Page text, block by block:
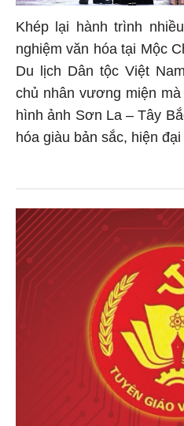
Khép lại hành trình
nghiệm văn hóa tại Mộc
Du lịch Dân tộc Việt
chủ nhân vương miện
hình ảnh Sơn La – Tây
hóa giàu bản sắc, hiện